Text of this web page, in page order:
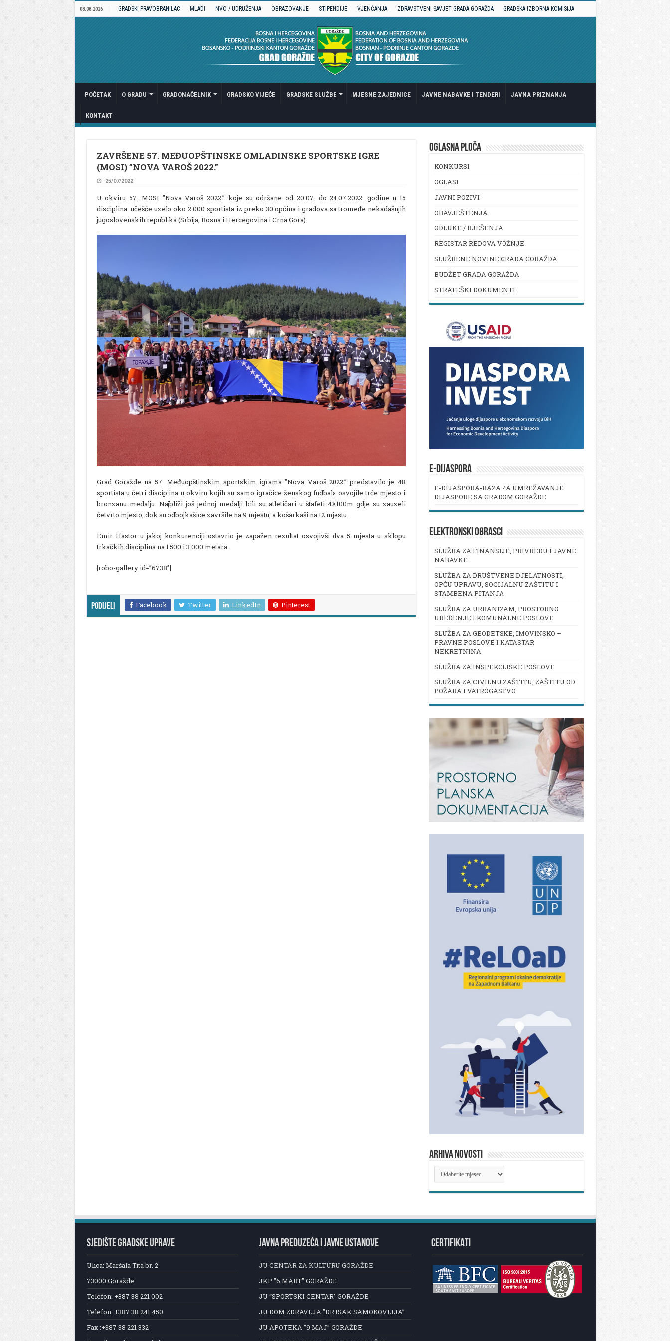
08.08.2026 GRADSKI PRAVOBRANILAC MLADI NVO / UDRUŽENJA OBRAZOVANJE STIPENDIJE VJENČANJA ZDRAVSTVENI SAVJET GRADA GORAŽDA GRADSKA IZBORNA KOMISIJA
POČETAK O GRADU GRADONAČELNIK GRADSKO VIJEĆE GRADSKE SLUŽBE MJESNE ZAJEDNICE JAVNE NABAVKE I TENDERI JAVNA PRIZNANJA
KONTAKT
ZAVRŠENE 57. MEĐUOPŠTINSKE OMLADINSKE SPORTSKE IGRE
(MOSI) ”NOVA VAROŠ 2022.”
25/07/2022
U okviru 57. MOSI ”Nova Varoš 2022.” koje su održane od 20.07. do 24.07.2022. godine u 15
disciplina učešće uzelo oko 2 000 sportista iz preko 30 općina i gradova sa tromeđe nekadašnjih
jugoslovenskih republika (Srbija, Bosna i Hercegovina i Crna Gora).
Grad Goražde na 57. Međuopštinskim sportskim igrama ”Nova Varoš 2022.” predstavilo je 48
sportista u četri disciplina u okviru kojih su samo igračice ženskog fudbala osvojile trće mjesto i
bronzanu medalju. Najbliži još jednoj medalji bili su atletičari u štafeti 4X100m gdje su zauzeli
četvrto mjesto, dok su odbojkašice završile na 9 mjestu, a košarkaši na 12 mjestu.
Emir Hastor u jakoj konkurenciji ostavrio je zapažen rezultat osvojivši dva 5 mjesta u sklopu
trkačkih disciplina na 1 500 i 3 000 metara.
[robo-gallery id=”6738”]
Podijeli Facebook Twitter LinkedIn Pinterest
OGLASNA PLOČA
KONKURSI
OGLASI
JAVNI POZIVI
OBAVJEŠTENJA
ODLUKE / RJEŠENJA
REGISTAR REDOVA VOŽNJE
SLUŽBENE NOVINE GRADA GORAŽDA
BUDŽET GRADA GORAŽDA
STRATEŠKI DOKUMENTI
E-DIJASPORA
E-DIJASPORA-BAZA ZA UMREŽAVANJE
DIJASPORE SA GRADOM GORAŽDE
ELEKTRONSKI OBRASCI
SLUŽBA ZA FINANSIJE, PRIVREDU I JAVNE
NABAVKE
SLUŽBA ZA DRUŠTVENE DJELATNOSTI,
OPĆU UPRAVU, SOCIJALNU ZAŠTITU I
STAMBENA PITANJA
SLUŽBA ZA URBANIZAM, PROSTORNO
UREĐENJE I KOMUNALNE POSLOVE
SLUŽBA ZA GEODETSKE, IMOVINSKO –
PRAVNE POSLOVE I KATASTAR
NEKRETNINA
SLUŽBA ZA INSPEKCIJSKE POSLOVE
SLUŽBA ZA CIVILNU ZAŠTITU, ZAŠTITU OD
POŽARA I VATROGASTVO
ARHIVA NOVOSTI
ARHIVA
NOVOSTI
SJEDIŠTE GRADSKE UPRAVE
Ulica: Maršala Tita br. 2
73000 Goražde
Telefon: +387 38 221 002
Telefon: +387 38 241 450
Fax :+387 38 221 332
JAVNA PREDUZEĆA I JAVNE USTANOVE
JU CENTAR ZA KULTURU GORAŽDE
JKP ”6 MART” GORAŽDE
JU “SPORTSKI CENTAR” GORAŽDE
JU DOM ZDRAVLJA ”DR ISAK SAMOKOVLIJA”
JU APOTEKA ”9 MAJ” GORAŽDE
CERTIFIKATI